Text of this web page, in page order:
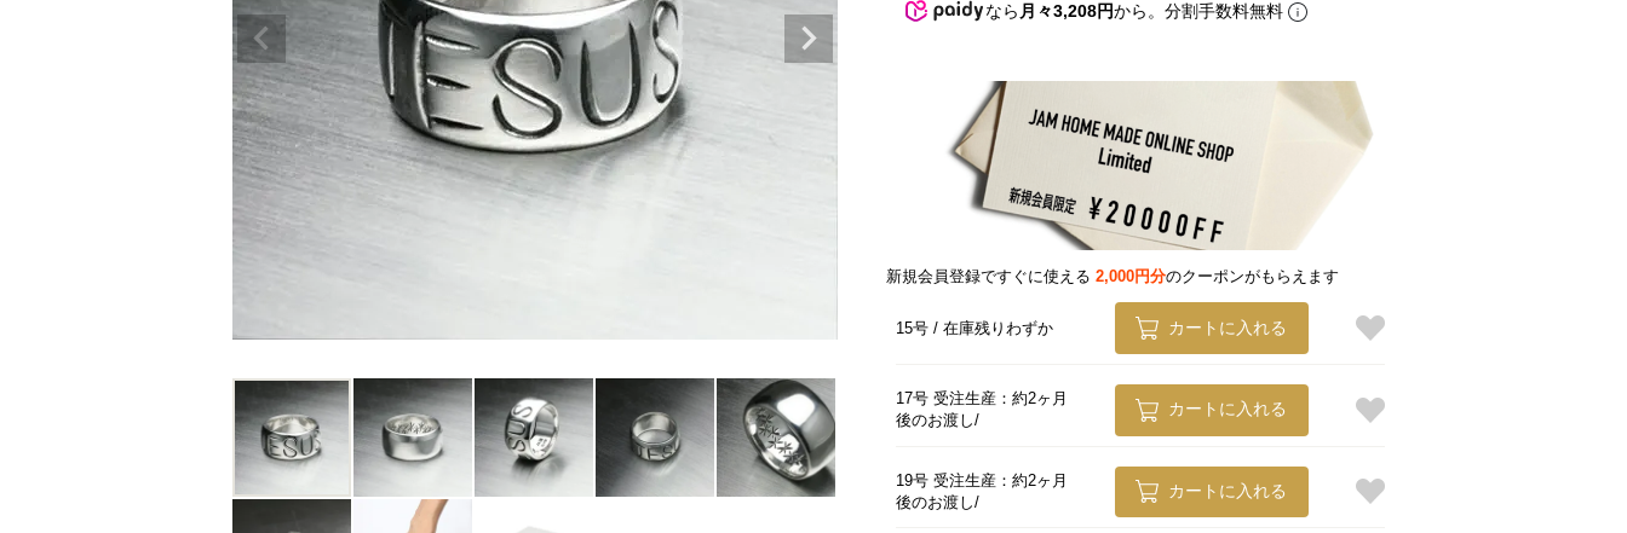
なら 月々3,208円から。分割手数料無料
新規会員登録ですぐに使える 2,000円分のクーポンがもらえます
15号 在庫残りわずか カートに入れる
17号 受注生産：約2ヶ月
後のお渡し
カートに入れる
19号 受注生産：約2ヶ月
後のお渡し
カートに入れる